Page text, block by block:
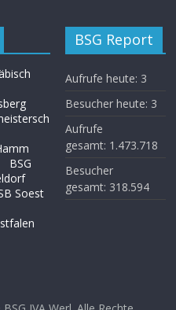
BSG
Soest
BSG Report
Aufrufe heute: 3
Besucher heute: 3
Aufrufe
gesamt: 1.473.718
Besucher
gesamt: 318.594